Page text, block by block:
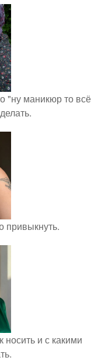
"ну маникюр то всё
привыкнуть.
носить и с какими